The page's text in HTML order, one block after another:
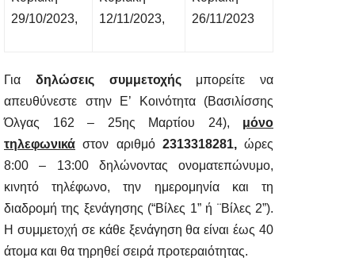
29/10/2023,
12/11/2023,
26/11/2023
Για δηλώσεις συμμετοχήςμπορείτε να
απευθύνεστε στην Ε’ Κοινότητα (Βασιλίσσης
Όλγας 162 – 25ης Μαρτίου 24), μόνο
τηλεφωνικά στον αριθμό 2313318281, ώρες
8:00 – 13:00 δηλώνοντας ονοματεπώνυμο,
κινητό τηλέφωνο, την ημερομηνία και τη
διαδρομή της ξενάγησης (“Βίλες 1” ή ¨Βίλες 2”).
Η συμμετοχή σε κάθε ξενάγηση θα είναι έως 40
άτομα και θα τηρηθεί σειρά προτεραιότητας.